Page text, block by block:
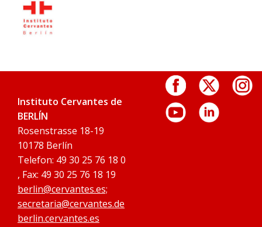
Instituto Cervantes de
BERLÍN
Rosenstrasse 18-19
10178 Berlín
Telefon: 49 30 25 76 18 0
, Fax: 49 30 25 76 18 19
berlin@cervantes.es;
secretaria@cervantes.de
berlin.cervantes.es